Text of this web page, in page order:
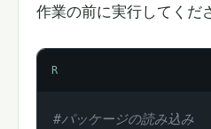
作業の前に実行してくだ
R
#パッケージの読み込み